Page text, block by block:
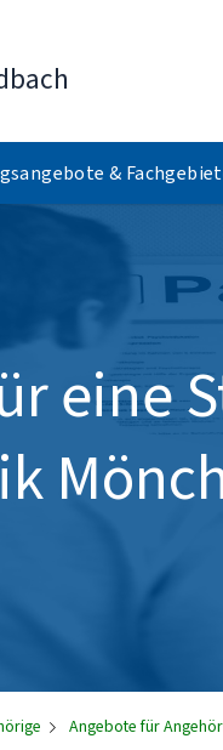
&
eine
Angebote für